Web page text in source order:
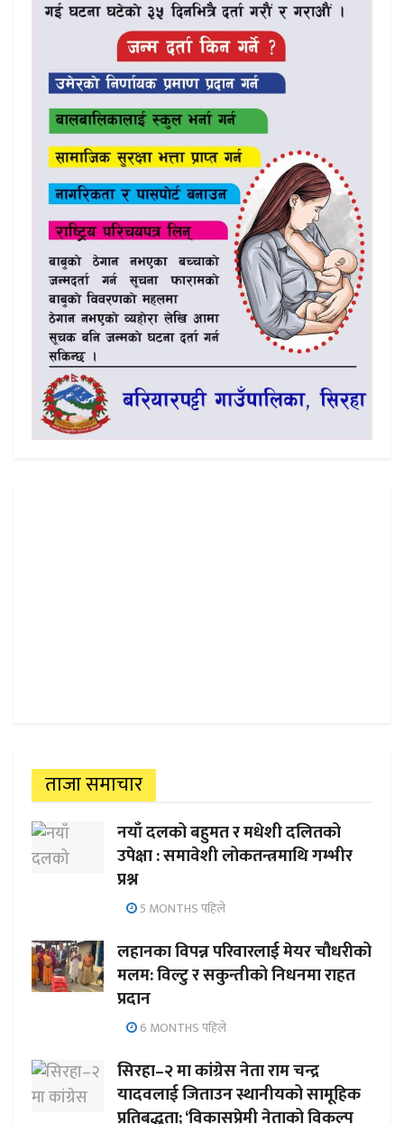
ताजा समाचार
नयाँ दलको बहुमत र मधेशी दलितको
उपेक्षा : समावेशी लोकतन्त्रमाथि गम्भीर
प्रश्न
5 MONTHS पहिले
लहानका विपन्न परिवारलाई मेयर चौधरीको
मलम: विल्टु र सकुन्तीको निधनमा राहत
प्रदान
6 MONTHS पहिले
सिरहा–२ मा कांग्रेस नेता राम चन्द्र
यादवलाई जिताउन स्थानीयको सामूहिक
प्रतिबद्धता; ‘विकासप्रेमी नेताको विकल्प